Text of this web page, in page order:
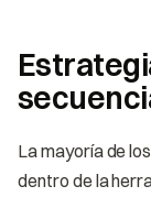
La mayoría de
dentro de la